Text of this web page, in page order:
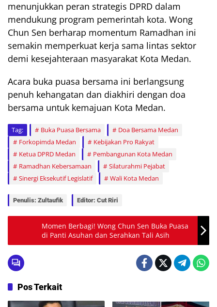
menunjukkan peran strategis DPRD dalam
mendukung program pemerintah kota. Wong
Chun Sen berharap momentum Ramadhan ini
semakin memperkuat kerja sama lintas sektor
demi kesejahteraan masyarakat Kota Medan.
Acara buka puasa bersama ini berlangsung
penuh kehangatan dan diakhiri dengan doa
bersama untuk kemajuan Kota Medan.
Tag: Buka Puasa Bersama
Doa Bersama Medan
Forkopimda Medan
Kebijakan Pro Rakyat
Ketua DPRD Medan
Pembangunan Kota Medan
Ramadhan Kebersamaan
Silaturahmi Pejabat
Sinergi Eksekutif Legislatif
Wali Kota Medan
Penulis: Zultaufik Editor: Cut Riri
Momen Berbagi! Wong Chun Sen Buka Puasa
di Panti Asuhan dan Serahkan Tali Asih
Pos Terkait